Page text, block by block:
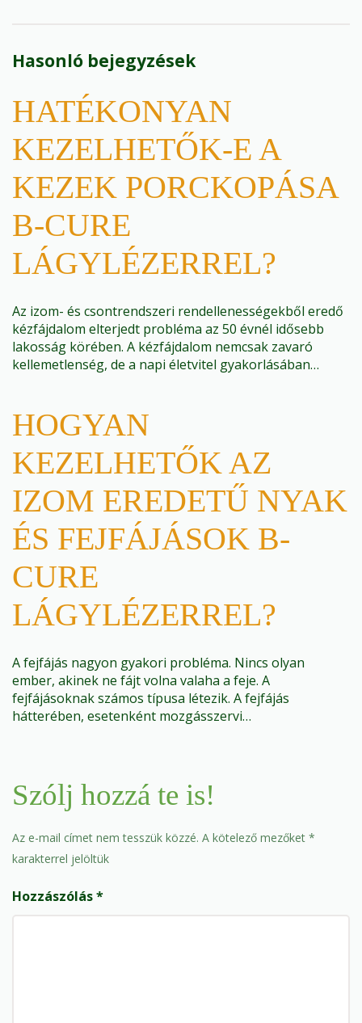
Hasonló bejegyzések
HATÉKONYAN
KEZELHETŐK-E A
KEZEK PORCKOPÁSA
B-CURE
LÁGYLÉZERREL?
Az izom- és csontrendszeri rendellenességekből eredő
kézfájdalom elterjedt probléma az 50 évnél idősebb
lakosság körében. A kézfájdalom nemcsak zavaró
kellemetlenség, de a napi életvitel gyakorlásában…
HOGYAN
KEZELHETŐK AZ
IZOM EREDETŰ NYAK
ÉS FEJFÁJÁSOK B-
CURE
LÁGYLÉZERREL?
A fejfájás nagyon gyakori probléma. Nincs olyan
ember, akinek ne fájt volna valaha a feje. A
fejfájásoknak számos típusa létezik. A fejfájás
hátterében, esetenként mozgásszervi…
Szólj hozzá te is!
Az e-mail címet nem tesszük közzé. A kötelező mezőket *
karakterrel jelöltük
Hozzászólás*